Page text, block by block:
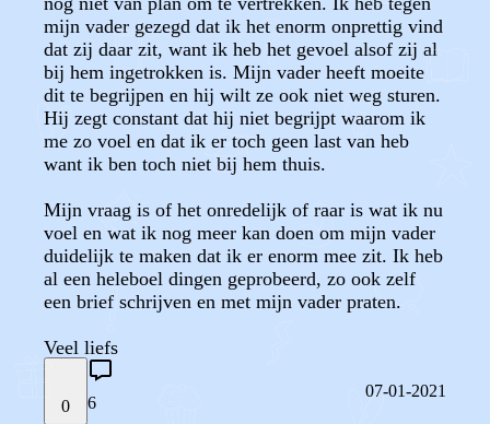
mijn vader gezegd dat ik het enorm onprettig vind
dat zij daar zit, want ik heb het gevoel alsof zij al
bij hem ingetrokken is. Mijn vader heeft moeite
dit te begrijpen en hij wilt ze ook niet weg sturen.
Hij zegt constant dat hij niet begrijpt waarom ik
me zo voel en dat ik er toch geen last van heb
want ik ben toch niet bij hem thuis.
Mijn vraag is of het onredelijk of raar is wat ik nu
voel en wat ik nog meer kan doen om mijn vader
duidelijk te maken dat ik er enorm mee zit. Ik heb
al een heleboel dingen geprobeerd, zo ook zelf
een brief schrijven en met mijn vader praten.
Veel liefs
0 6
07-01-2021